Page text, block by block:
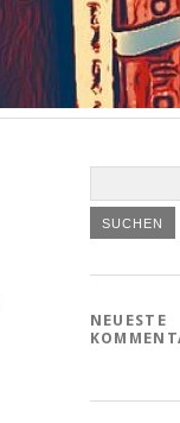
NEUESTE